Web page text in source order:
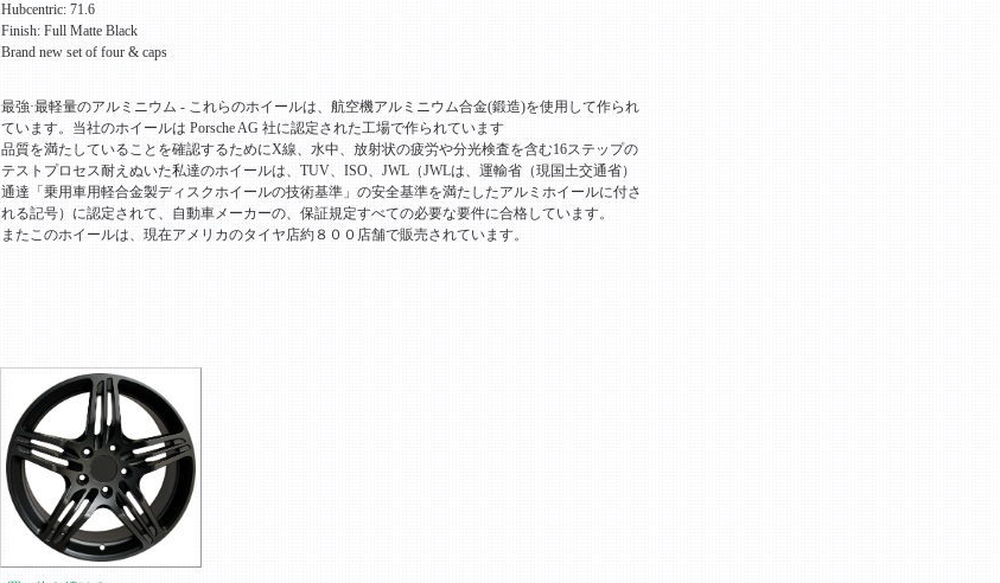
Hubcentric: 71.6
Finish: Full Matte Black
Brand new set of four & caps
最強·最軽量のアルミニウム - これらのホイールは、航空機アルミニウム合金(鍛造)を使用して作られ
ています。当社のホイールは Porsche AG 社に認定された工場で作られています
品質を満たしていることを確認するためにX線、水中、放射状の疲労や分光検査を含む16ステップの
テストプロセス耐えぬいた私達のホイールは、TUV、ISO、JWL（JWLは、運輸省（現国土交通省）
通達「乗用車用軽合金製ディスクホイールの技術基準」の安全基準を満たしたアルミホイールに付さ
れる記号）に認定されて、自動車メーカーの、保証規定すべての必要な要件に合格しています。
またこのホイールは、現在アメリカのタイヤ店約８００店舗で販売されています。